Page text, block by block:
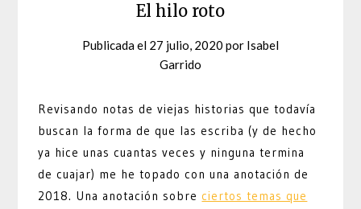
El hilo roto
Publicada el 27 julio, 2020 por Isabel
Garrido
Revisando notas de viejas historias que todavía
buscan la forma de que las escriba (y de hecho
ya hice unas cuantas veces y ninguna termina
de cuajar) me he topado con una anotación de
2018. Una anotación sobre ciertos temas que